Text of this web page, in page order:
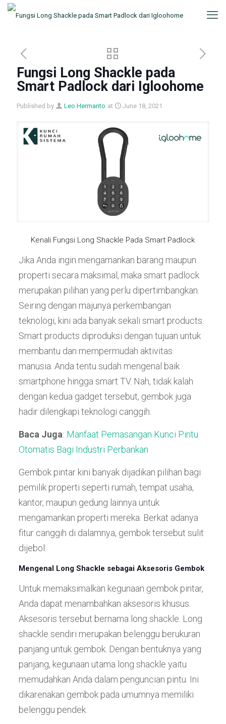
Fungsi Long Shackle pada
Smart Padlock dari Igloohome
Published by Leo Hermanto at June 18, 2021
Kenali Fungsi Long Shackle Pada Smart Padlock
Jika Anda ingin mengamankan barang maupun
properti secara maksimal, maka smart padlock
merupakan pilihan yang perlu dipertimbangkan.
Seiring dengan majunya perkembangan
teknologi, kini ada banyak sekali smart products.
Smart products diproduksi dengan tujuan untuk
membantu dan mempermudah aktivitas
manusia. Anda tentu sudah mengenal baik
smartphone hingga smart TV. Nah, tidak kalah
dengan kedua gadget tersebut, gembok juga
hadir dilengkapi teknologi canggih.
Baca Juga: Manfaat Pemasangan Kunci Pintu
Otomatis Bagi Industri Perbankan
Gembok pintar kini banyak dijadikan pilihan bagi
pemilik properti seperti rumah, tempat usaha,
kantor, maupun gedung lainnya untuk
mengamankan properti mereka. Berkat adanya
fitur canggih di dalamnya, gembok tersebut sulit
dijebol.
Mengenal Long Shackle sebagai Aksesoris Gembok
Untuk memaksimalkan kegunaan gembok pintar,
Anda dapat menambahkan aksesoris khusus.
Aksesoris tersebut bernama long shackle. Long
shackle sendiri merupakan belenggu berukuran
panjang untuk gembok. Dengan bentuknya yang
panjang, kegunaan utama long shackle yaitu
memudahkan Anda dalam penguncian pintu. Ini
dikarenakan gembok pada umumnya memiliki
belenggu pendek.